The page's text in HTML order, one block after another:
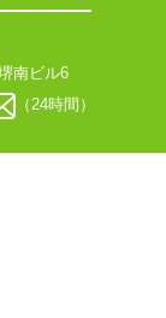
南ビル6
（24時間）